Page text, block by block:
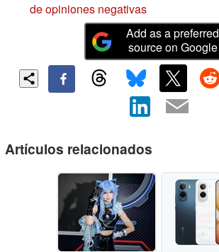
de opiniones negativas
Add as a preferred
source on Google
Artículos relacionados